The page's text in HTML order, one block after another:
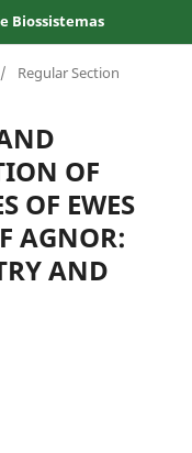
Biossistemas
/ Regular Section
OF
OF EWES
AGNOR:
AND